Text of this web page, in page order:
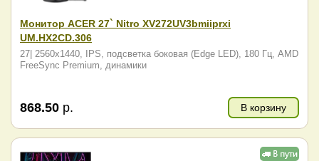
Монитор ACER 27` Nitro XV272UV3bmiiprxi
UM.HX2CD.306
27| 2560x1440, IPS, подсветка боковая (Edge LED), 180 Гц, AMD
FreeSync Premium, динамики
868.50 р. В корзину